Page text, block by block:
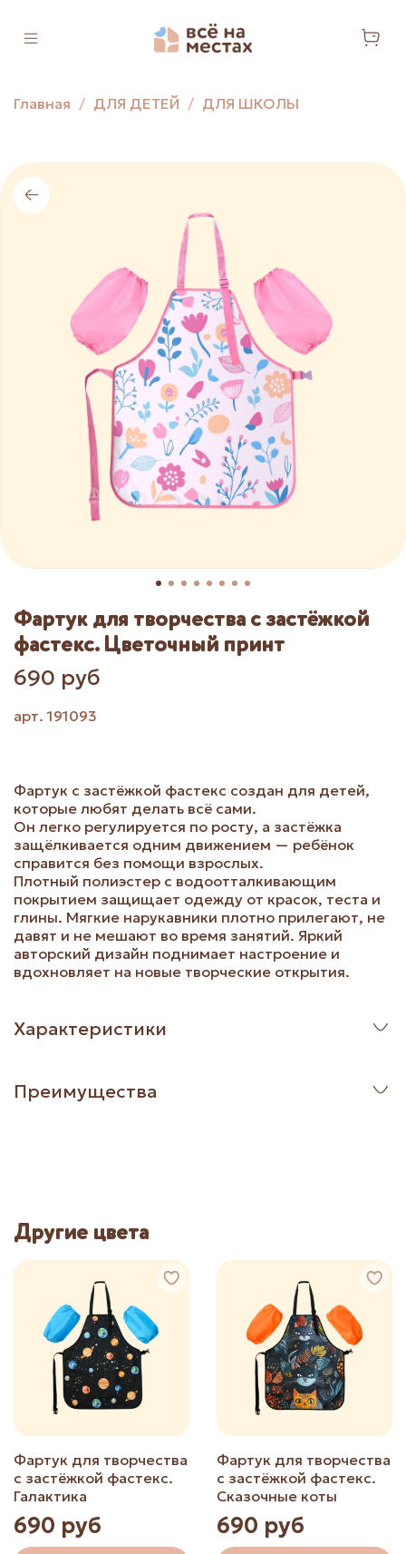
Главная ДЛЯ ДЕТЕЙ ДЛЯ ШКОЛЫ
арт.191093
Фартук для творчества с застёжкой
фастекс. Цветочный принт
690 руб
Фартук с застёжкой фастекс создан для детей,
которые любят делать всё сами.
Он легко регулируется по росту, а застёжка
защёлкивается одним движением — ребёнок
справится без помощи взрослых.
Плотный полиэстер с водоотталкивающим
покрытием защищает одежду от красок, теста и
глины. Мягкие нарукавники плотно прилегают, не
давят и не мешают во время занятий. Яркий
авторский дизайн поднимает настроение и
вдохновляет на новые творческие открытия.
Характеристики
Преимущества
Другие цвета
Фартук для творчества
с застёжкой фастекс.
Галактика
690 руб
Фартук для творчества
с застёжкой фастекс.
Сказочные коты
690 руб